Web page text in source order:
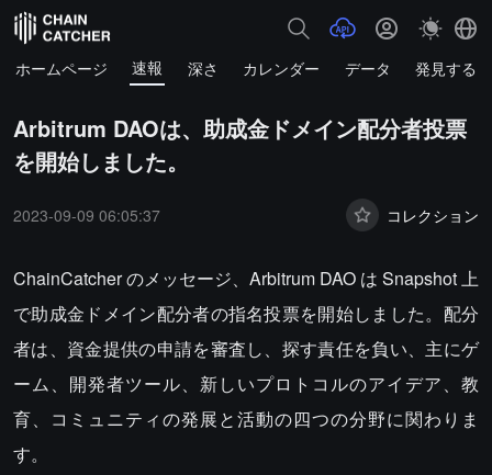
ホームページ 速報 深さ カレンダー データ 発見する
Arbitrum DAOは、助成金ドメイン配分者投票
を開始しました。
2023-09-09 06:05:37 コレクション
ChainCatcher のメッセージ、Arbitrum DAO は Snapshot 上
で助成金ドメイン配分者の指名投票を開始しました。配分
者は、資金提供の申請を審査し、探す責任を負い、主にゲ
ーム、開発者ツール、新しいプロトコルのアイデア、教
育、コミュニティの発展と活動の四つの分野に関わりま
す。